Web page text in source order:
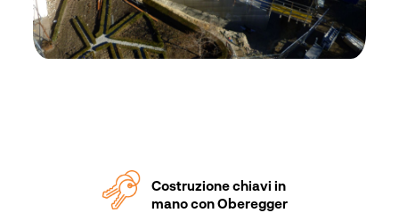
Costruzione chiavi in
mano con Oberegger